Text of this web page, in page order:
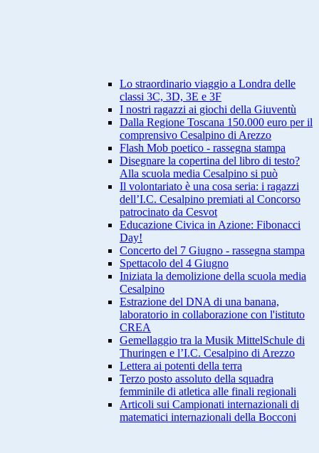
Lo straordinario viaggio a Londra delle
classi 3C, 3D, 3E e 3F
I nostri ragazzi ai giochi della Giuventù
Dalla Regione Toscana 150.000 euro per il
comprensivo Cesalpino di Arezzo
Flash Mob poetico - rassegna stampa
Disegnare la copertina del libro di testo?
Alla scuola media Cesalpino si può
Il volontariato è una cosa seria: i ragazzi
dell’I.C. Cesalpino premiati al Concorso
patrocinato da Cesvot
Educazione Civica in Azione: Fibonacci
Day!
Concerto del 7 Giugno - rassegna stampa
Spettacolo del 4 Giugno
Iniziata la demolizione della scuola media
Cesalpino
Estrazione del DNA di una banana,
laboratorio in collaborazione con l'istituto
CREA
Gemellaggio tra la Musik MittelSchule di
Thuringen e l’I.C. Cesalpino di Arezzo
Lettera ai potenti della terra
Terzo posto assoluto della squadra
femminile di atletica alle finali regionali
Articoli sui Campionati internazionali di
matematici internazionali della Bocconi